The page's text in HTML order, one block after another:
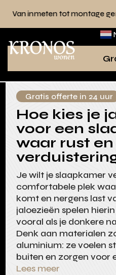
tot montage geregeld
Gratis offerte in 24 uur
Hoe kies je
voor een
waar rust en
Je wilt je slaapkamer
comfortabele plek
komt en nergens last
jaloezieën spelen
vooral als je donkere
Denk aan materialen
aluminium: ze voelen
buiten en zorgen voor
Lees meer